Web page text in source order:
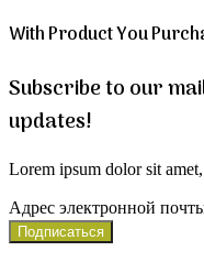
With Product You
Subscribe to our
updates!
Lorem ipsum dolor sit amet,
Адрес электронной